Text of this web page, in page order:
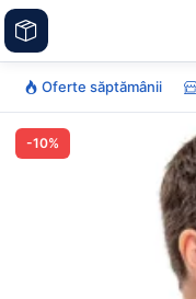
Oferte săptămânii
-10%